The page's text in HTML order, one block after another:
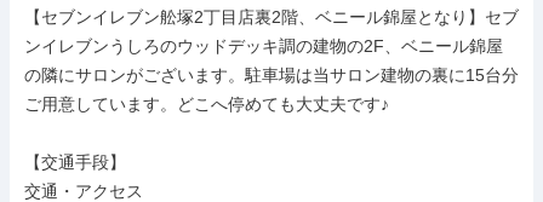
【セブンイレブン舩塚2丁目店裏2階、ベニール錦屋となり】セブ
ンイレブンうしろのウッドデッキ調の建物の2F、ベニール錦屋
の隣にサロンがございます。駐車場は当サロン建物の裏に15台分
ご用意しています。どこへ停めても大丈夫です♪
【交通手段】
交通・アクセス